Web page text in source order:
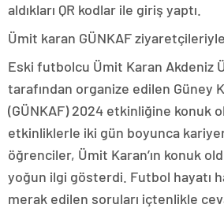
aldıkları QR kodlar ile giriş yaptı.
Ümit karan GÜNKAF
Eski futbolcu Ümit Karan Akdeniz
tarafından organize edilen Güney
(GÜNKAF) 2024 etkinliğine konuk
etkinliklerle iki gün boyunca
öğrenciler, Ümit Karan’ın konuk
yoğun ilgi gösterdi. Futbol hayatı
merak edilen soruları içtenlikle